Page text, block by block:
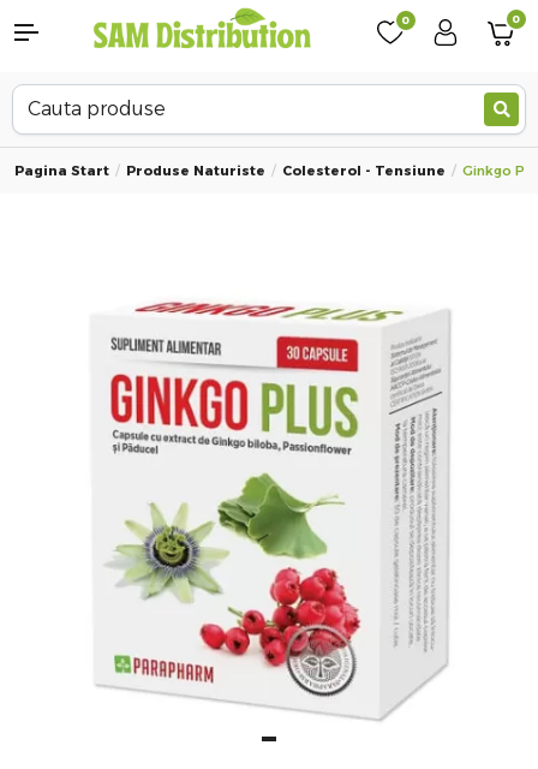
0 0
Pagina Start Produse Naturiste Colesterol - Tensiune Ginkgo